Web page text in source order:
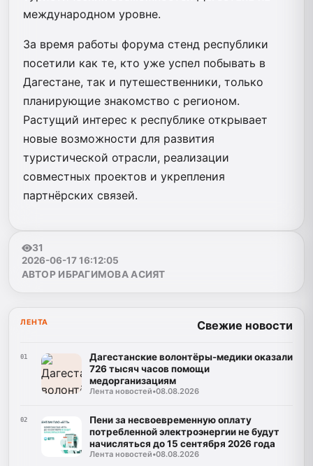
международном уровне.
За время работы форума стенд республики
посетили как те, кто уже успел побывать в
Дагестане, так и путешественники, только
планирующие знакомство с регионом.
Растущий интерес к республике открывает
новые возможности для развития
туристической отрасли, реализации
совместных проектов и укрепления
партнёрских связей.
31
2026-06-17 16:12:05
АВТОР ИБРАГИМОВА АСИЯТ
ЛЕНТА Свежие новости
01
Дагестанские волонтёры-медики оказали
726 тысяч часов помощи
медорганизациям
Лента новостей•08.08.2026
02
Пени за несвоевременную оплату
потребленной электроэнергии не будут
начисляться до 15 сентября 2026 года
Лента новостей•08.08.2026